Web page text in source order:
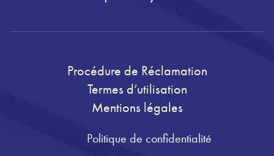
Procédure de Réclamation
Termes d’utilisation
Mentions légales
Politique de confidentialité